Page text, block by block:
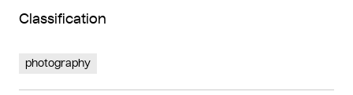
Classification
photography